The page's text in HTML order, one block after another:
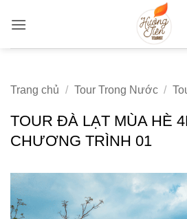
qua
Trang chủ / Tour Trong Nước /
TOUR ĐÀ LẠT MÙA HÈ
CHƯƠNG TRÌNH 01